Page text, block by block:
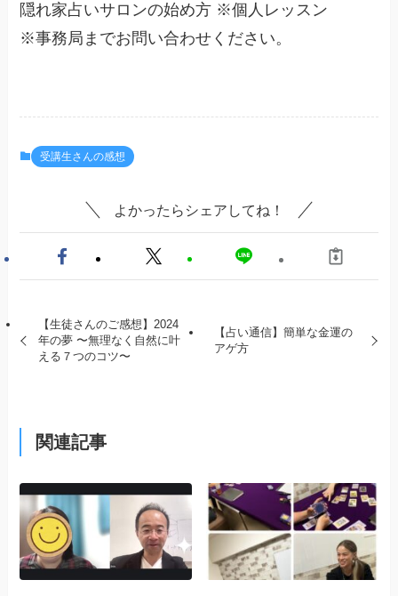
隠れ家占いサロンの始め方 ※個人レッスン
※事務局までお問い合わせください。
受講生さんの感想
よかったらシェアしてね！
【生徒さんのご感想】2024
年の夢 〜無理なく自然に叶
える７つのコツ〜
【占い通信】簡単な金運の
アゲ方
関連記事